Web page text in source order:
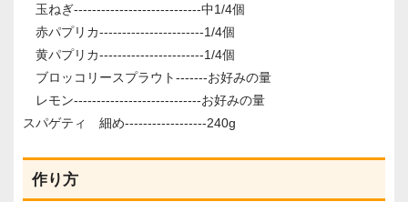
玉ねぎ----------------------------中1/4個
赤パプリカ-----------------------1/4個
黄パプリカ-----------------------1/4個
ブロッコリースプラウト-------お好みの量
レモン----------------------------お好みの量
スパゲティ 細め------------------240g
作り方